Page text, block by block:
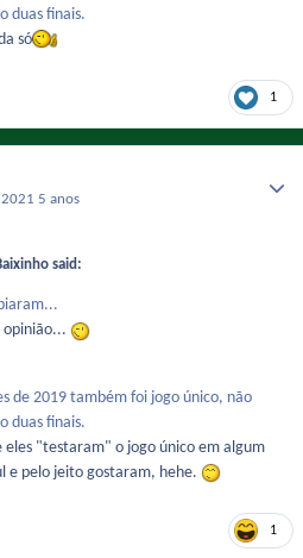
duas finais.
só
1
5 anos
said:
opinião...
de 2019 também foi jogo único, não
duas finais.
eles "testaram" o jogo único em algum
e pelo jeito gostaram, hehe.
1